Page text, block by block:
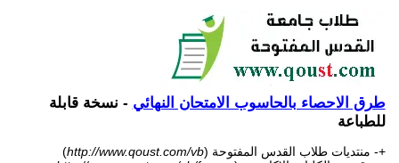
طرق الاحصاء بالحاسوب الامتحان النهائي - نسخة قابلة
للطباعة
+- منتديات طلاب القدس المفتوحة (http://www.qoust.com/vb
)